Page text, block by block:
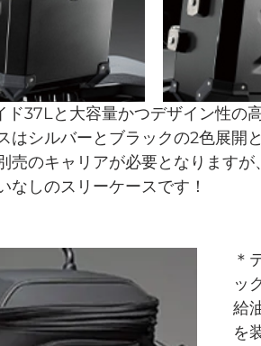
ド37Lと大容量かつデザイン性の
はシルバーとブラックの2色展開
売のキャリアが必要となります
なしのスリーケースです！
＊
ッ
給
を